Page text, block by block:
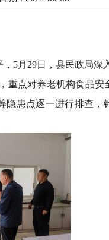
5月 29日 ，县民政局深
重点对养老机构食品安
隐患点逐一进行排查，